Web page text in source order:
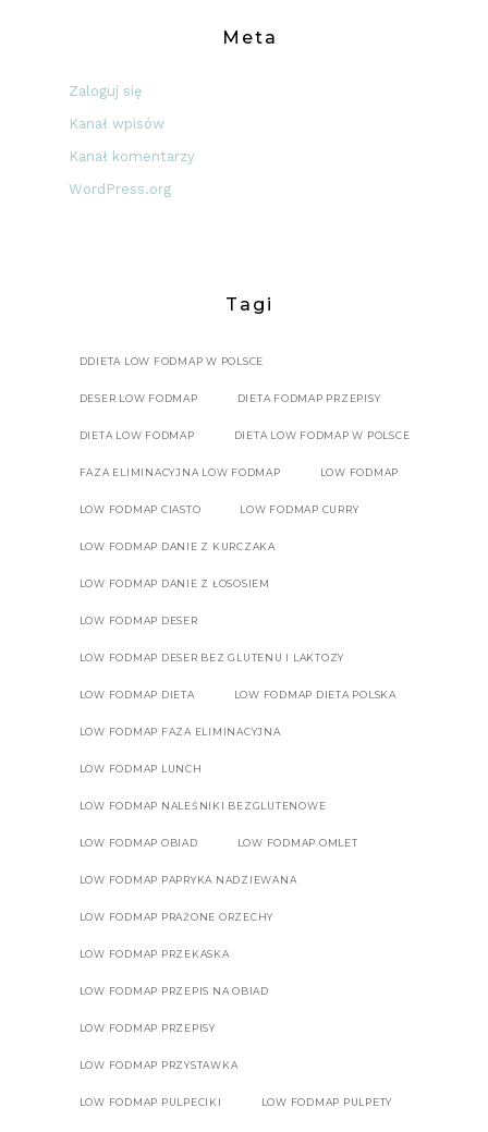
Meta
Zaloguj się
Kanał wpisów
Kanał komentarzy
WordPress.org
Tagi
DDIETA LOW FODMAP W POLSCE
DESER LOW FODMAP DIETA FODMAP PRZEPISY
DIETA LOW FODMAP DIETA LOW FODMAP W POLSCE
FAZA ELIMINACYJNA LOW FODMAP LOW FODMAP
LOW FODMAP CIASTO LOW FODMAP CURRY
LOW FODMAP DANIE Z KURCZAKA
LOW FODMAP DANIE Z ŁOSOSIEM
LOW FODMAP DESER
LOW FODMAP DESER BEZ GLUTENU I LAKTOZY
LOW FODMAP DIETA LOW FODMAP DIETA POLSKA
LOW FODMAP FAZA ELIMINACYJNA
LOW FODMAP LUNCH
LOW FODMAP NALEŚNIKI BEZGLUTENOWE
LOW FODMAP OBIAD LOW FODMAP OMLET
LOW FODMAP PAPRYKA NADZIEWANA
LOW FODMAP PRAŻONE ORZECHY
LOW FODMAP PRZEKASKA
LOW FODMAP PRZEPIS NA OBIAD
LOW FODMAP PRZEPISY
LOW FODMAP PRZYSTAWKA
LOW FODMAP PULPECIKI LOW FODMAP PULPETY